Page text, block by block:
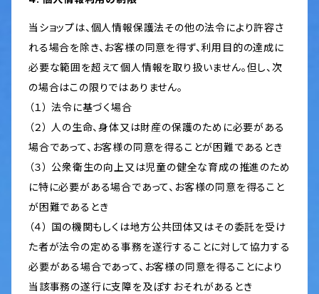
当ショップは、個人情報保護法その他の法令により許容さ
れる場合を除き、お客様の同意を得ず、利用目的の達成に
必要な範囲を超えて個人情報を取り扱いません。但し、次
の場合はこの限りではありません。
（１） 法令に基づく場合
（２） 人の生命、身体又は財産の保護のために必要がある
場合であって、お客様の同意を得ることが困難であるとき
（３） 公衆衛生の向上又は児童の健全な育成の推進のため
に特に必要がある場合であって、お客様の同意を得ること
が困難であるとき
（４） 国の機関もしくは地方公共団体又はその委託を受け
た者が法令の定める事務を遂行することに対して協力する
必要がある場合であって、お客様の同意を得ることにより
当該事務の遂行に支障を及ぼすおそれがあるとき